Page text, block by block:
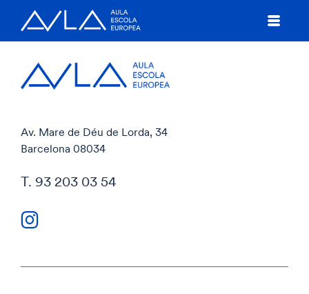
Av. Mare de Déu de Lorda, 34
Barcelona 08034
T. 93 203 03 54